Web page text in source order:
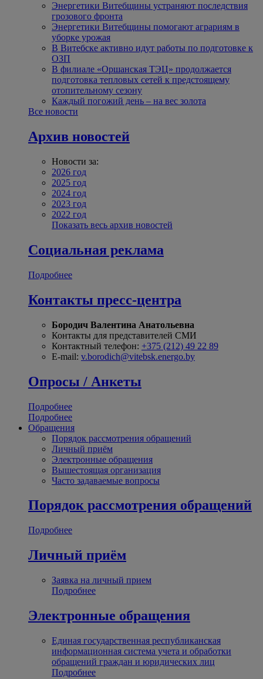
Энергетики Витебщины устраняют последствия
грозового фронта
Энергетики Витебщины помогают аграриям в
уборке урожая
В Витебске активно идут работы по подготовке к
ОЗП
В филиале «Оршанская ТЭЦ» продолжается
подготовка тепловых сетей к предстоящему
отопительному сезону
Каждый погожий день – на вес золота
Все новости
Архив новостей
Новости за:
2026 год
2025 год
2024 год
2023 год
2022 год
Показать весь архив новостей
Социальная реклама
Подробнее
Контакты пресс-центра
Бородич Валентина Анатольевна
Контакты для представителей СМИ
Контактный телефон: +375 (212) 49 22 89
E-mail: v.borodich@vitebsk.energo.by
Опросы / Анкеты
Подробнее
Подробнее
Обращения
Порядок рассмотрения обращений
Личный приём
Электронные обращения
Вышестоящая организация
Часто задаваемые вопросы
Порядок рассмотрения обращений
Подробнее
Личный приём
Заявка на личный прием
Подробнее
Электронные обращения
Единая государственная республиканская
информационная система учета и обработки
обращений граждан и юридических лиц
Подробнее